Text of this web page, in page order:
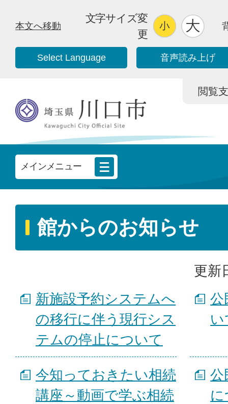
本文へ移動
文字サイズ変
更
Select Language 音声読み上げ
閲覧
メインメニュー
館からのお知らせ
更新
新施設予約システムへ
の移行に伴う現行シス
テムの停止について
公
い
今知っておきたい相続
講座～動画で学ぶ相続
公